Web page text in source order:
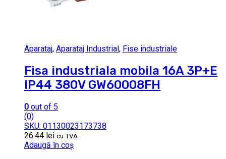
Aparataj, Aparataj Industrial , Fise industriale
Fisa industriala mobila 16A 3P+E
IP44 380V GW60008FH
0 out of 5
(0)
SKU: 01130023173738
26.44 lei cu TVA
Adaugă în coș